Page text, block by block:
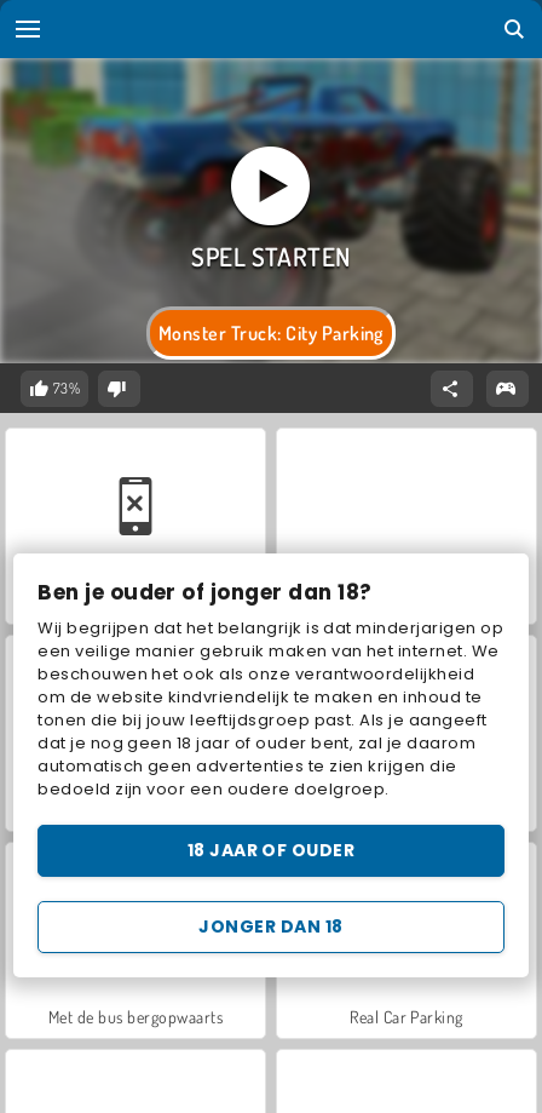
Ben je ouder of jonger dan 18?
Wij begrijpen dat het belangrijk is dat minderjarigen op
een veilige manier gebruik maken van het internet. We
beschouwen het ook als onze verantwoordelijkheid
om de website kindvriendelijk te maken en inhoud te
tonen die bij jouw leeftijdsgroep past. Als je aangeeft
dat je nog geen 18 jaar of ouder bent, zal je daarom
automatisch geen advertenties te zien krijgen die
bedoeld zijn voor een oudere doelgroep.
JONGER DAN 18
18 JAAR OF OUDER
Monster Truck: City Parking
73%
Car Parking City Duel 3D parkeren: wrede vrachtwagens
Met de bus bergopwaarts Real Car Parking